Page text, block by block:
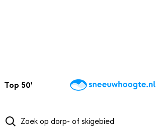
Top 50Webcams WintersportweerKaarten